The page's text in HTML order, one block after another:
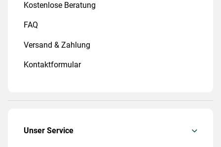
Kostenlose Beratung
FAQ
Versand & Zahlung
Kontaktformular
Unser Service